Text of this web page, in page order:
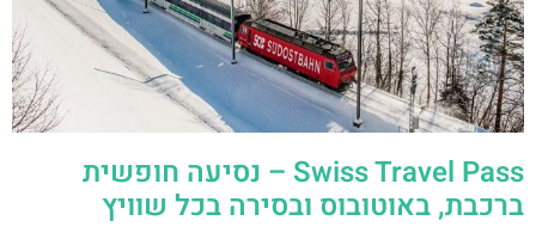
Swiss Travel Pass – נסיעה חופשית
ברכבת, באוטובוס ובסירה בכל שוויץ